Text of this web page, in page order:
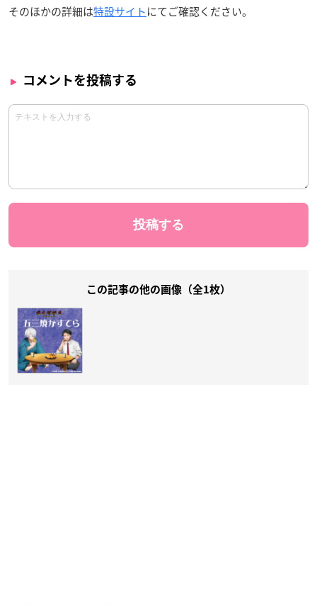
そのほかの詳細は特設サイトにてご確認ください。
コメントを投稿する
この記事の他の画像（全1枚）